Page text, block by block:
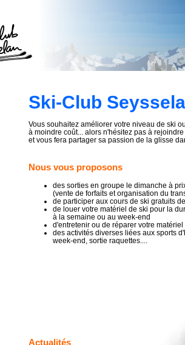
Ski-Club
Vous souhaitez améliorer votre niveau de ski
à moindre coût... alors n'hésitez pas à
et vous fera partager sa passion de la glisse
Nous vous proposons
des sorties en groupe le dimanche à
(vente de forfaits et organisation du
de participer aux cours de ski gratuits
de louer votre matériel de ski pour la
à la semaine ou au week-end
d'entretenir ou de réparer votre matériel
des activités diverses liées aux sports
week-end, sortie raquettes....
Actualités